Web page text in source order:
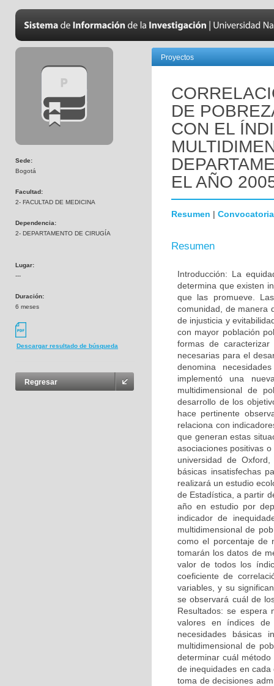
Sede:
Bogotá
Facultad:
2- FACULTAD DE MEDICINA
Dependencia:
2- DEPARTAMENTO DE CIRUGÍA
Lugar:
---
Duración:
6 meses
Descargar resultado de búsqueda
Regresar
Proyectos
DE
CON EL
EL AÑO
Resumen | Convocatoria
Resumen
Introducción: La
determina que existen
que las promueve.
comunidad, de manera
de injusticia y
con mayor población
formas de
necesarias para el
denomina
implementó una
multidimensional de
desarrollo de los
hace pertinente
relaciona con
que generan estas
asociaciones positivas
universidad de
básicas insatisfechas
realizará un estudio
de Estadística, a partir
año en estudio por
indicador de
multidimensional de
como el porcentaje de
tomarán los datos de
valor de todos los
coeficiente de
variables, y su
se observará cuál de
Resultados: se espera
valores en índices
necesidades básicas
multidimensional de
determinar cuál
de inequidades en
toma de decisiones